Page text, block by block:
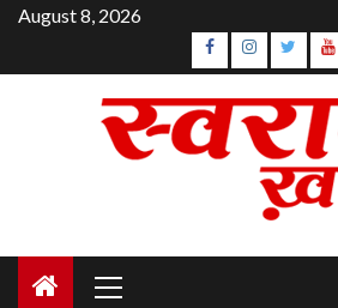
Skip
content
August 8, 2026
Facebook
Instagram
Twitter
Menu